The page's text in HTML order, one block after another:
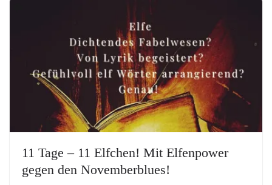
11 Tage – 11 Elfchen! Mit Elfenpower
gegen den Novemberblues!